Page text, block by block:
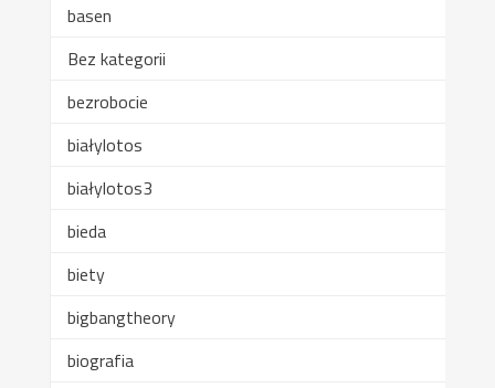
basen
Bez kategorii
bezrobocie
białylotos
białylotos3
bieda
biety
bigbangtheory
biografia